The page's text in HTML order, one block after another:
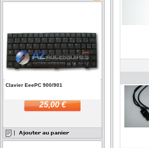
Clavier EeePC 900/901
25,00 €